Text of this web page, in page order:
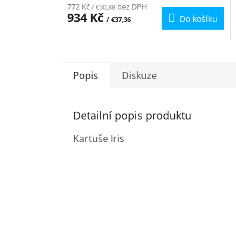
produktu
je
hvězdiček.
772 Kč / €30,88 bez DPH
934 Kč / €37,36 Do košíku
Popis Diskuze
Detailní popis produktu
Kartuše Iris